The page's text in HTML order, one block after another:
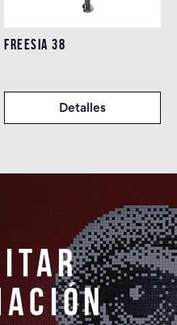
FREESIA 38
Detalles